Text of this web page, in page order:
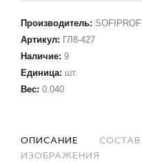
Производитель: SOFIPROFI
Артикул: ГЛ8-427
Наличие: 9
Единица: шт.
Вес: 0.040
ОПИСАНИЕ СОСТАВ
ИЗОБРАЖЕНИЯ